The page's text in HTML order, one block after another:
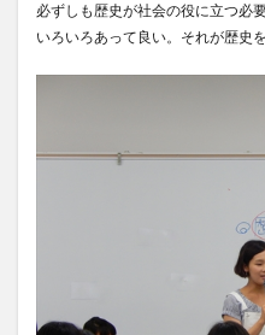
必ずしも歴史が社会の役に立つ必
いろいろあって良い。それが歴史